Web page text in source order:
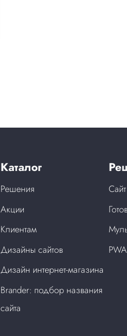
Каталог
Решения
Акции
Клиентам
Дизайны сайтов
Дизайн интернет-магазина
Brander: подбор названия
сайта